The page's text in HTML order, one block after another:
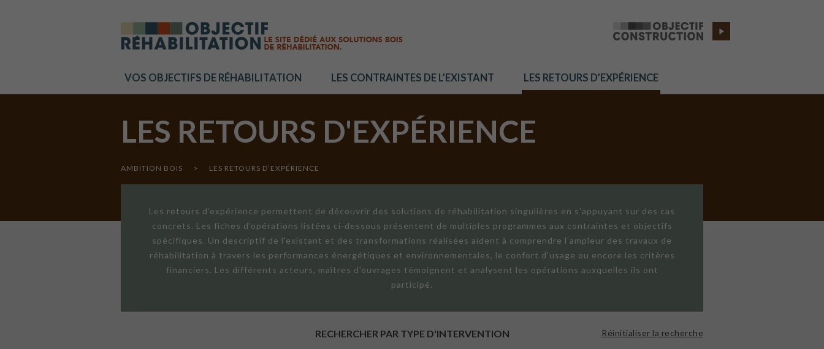
VOS OBJECTIFS DE RÉHABILITATION LES CONTRAINTES DE L’EXISTANT LES RETOURS D’EXPÉRIENCE
LES RETOURS D'EXPÉRIENCE
AMBITION BOIS > LES RETOURS D’EXPÉRIENCE
Les retours d'expérience permettent de découvrir des solutions de réhabilitation singulières en s'appuyant sur des cas
concrets. Les fiches d'opérations listées ci-dessous présentent de multiples programmes aux contraintes et objectifs
spécifiques. Un descriptif de l'existant et des transformations réalisées aident à comprendre l'ampleur des travaux de
réhabilitation à travers les performances énergétiques et environnementales, le confort d'usage ou encore les critères
financiers. Les différents acteurs, maîtres d'ouvrages témoignent et analysent les opérations auxquelles ils ont
participé.
RECHERCHER PAR TYPE D'INTERVENTION Réinitialiser la recherche
ISOLATION